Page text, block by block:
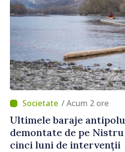
/ Acum 2 ore
Ultimele baraje
demontate de pe
cinci luni de intervenții